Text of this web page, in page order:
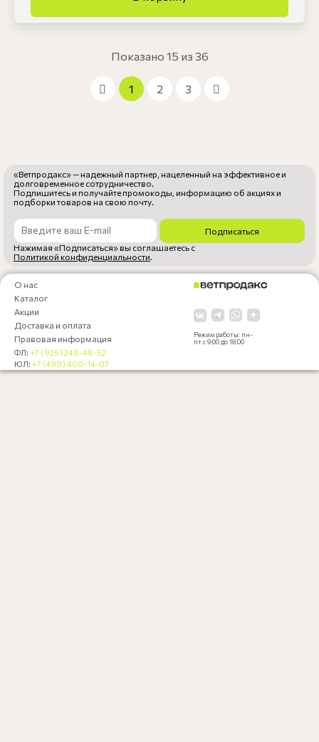
Показано 15 из 36
1 2 3
«Ветпродакс» — надежный партнер, нацеленный на эффективное и
долговременное сотрудничество.
Подпишитесь и получайте промокоды, информацию об акциях и
подборки товаров на свою почту.
Подписаться
Нажимая «Подписаться» вы соглашаетесь с
Политикой конфиденциальности.
О нас
Каталог
Акции
Доставка и оплата
Правовая информация
ФЛ: +7 (925) 248-48-52
ЮЛ: +7 (499) 400-14-07
Режим работы: пн-
пт с 9:00 до 18:00